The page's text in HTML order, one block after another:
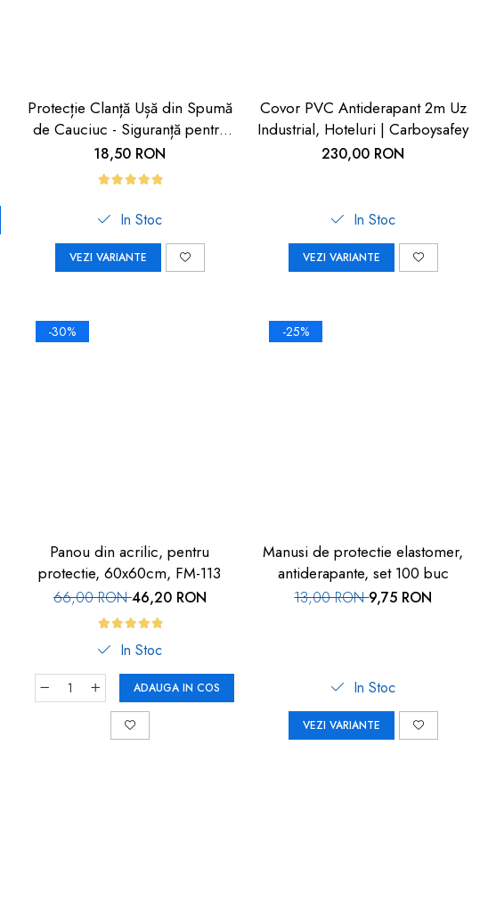
Protecție Clanță Ușă din Spumă
de Cauciuc - Siguranță pentru
Copii | Car Boy Safety
18,50 RON
In Stoc
VEZI VARIANTE
Covor PVC Antiderapant 2m Uz
Industrial, Hoteluri | Carboysafey
230,00 RON
In Stoc
VEZI VARIANTE
-30%
Panou din acrilic, pentru
protectie, 60x60cm, FM-113
66,00 RON46,20 RON
In Stoc
ADAUGA IN COS
-25%
Manusi de protectie elastomer,
antiderapante, set 100 buc
13,00 RON9,75 RON
In Stoc
VEZI VARIANTE